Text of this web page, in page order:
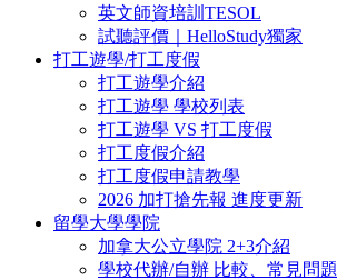
英文師資培訓TESOL
試聽評價｜HelloStudy獨家
打工遊學/打工度假
打工遊學介紹
打工遊學 學校列表
打工遊學 VS 打工度假
打工度假介紹
打工度假申請教學
2026 加打搶先報 進度更新
留學大學學院
加拿大公立學院 2+3介紹
學校代辦/自辦 比較、常見問題